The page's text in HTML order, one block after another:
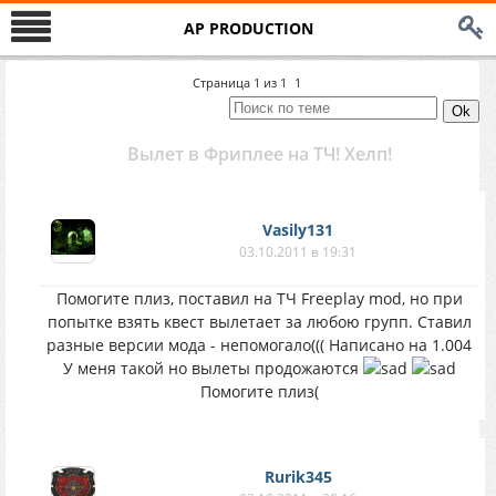
AP PRODUCTION
Страница 1 из 1 1
Вылет в Фриплее на ТЧ! Хелп!
Vasily131
03.10.2011 в 19:31
Помогите плиз, поставил на ТЧ Freeplay mod, но при
попытке взять квест вылетает за любою групп. Ставил
разные версии мода - непомогало((( Написано на 1.004
У меня такой но вылеты продожаются
Помогите плиз(
Rurik345